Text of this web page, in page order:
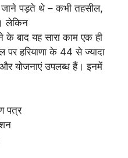
पड़ते थे – कभी तहसील,
लेकिन
यह सारा काम एक ही
पर हरियाणा के 44 से ज्यादा
योजनाएं उपलब्ध हैं। इनमें
पत्र